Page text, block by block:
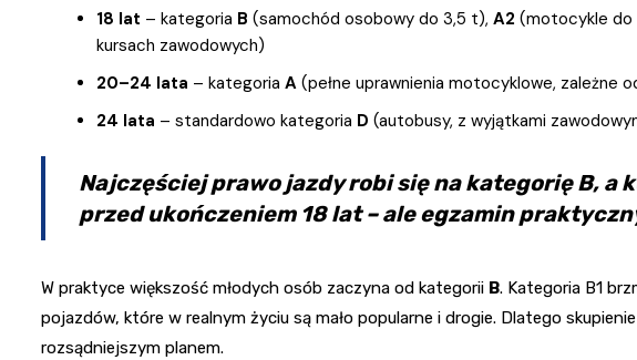
18 lat – kategoria B (samochód osobowy do 3,5 t), A2 (motocykle do
kursach zawodowych)
20–24 lata – kategoria A (pełne uprawnienia motocyklowe, zależne
24 lata – standardowo kategoria D (autobusy, z wyjątkami
Najczęściej prawo jazdy robi się na kategorię B, a
przed ukończeniem 18 lat – ale egzamin
W praktyce większość młodych osób zaczyna od kategorii B. Kategoria B1
pojazdów, które w realnym życiu są mało popularne i drogie. Dlatego
rozsądniejszym planem.